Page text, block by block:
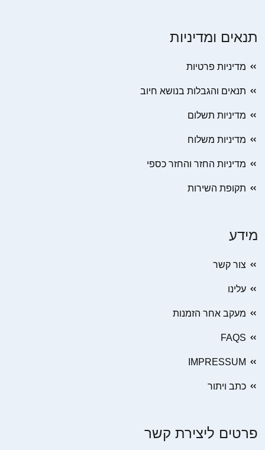
תנאים ומדיניות
מדיניות פרטיות
תנאים והגבלות בנושא חיוב
מדיניות תשלום
מדיניות משלוח
מדיניות החזר והחזר כספי
תקופת השירות
מידע
צור קשר
עלינו
מעקב אחר הזמנות
FAQS
IMPRESSUM
כתב ויתור
פרטים ליצירת קשר